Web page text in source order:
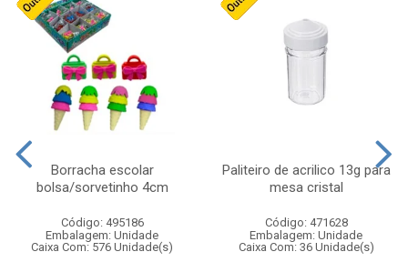
Borracha escolar
bolsa/sorvetinho 4cm
Código: 495186
Embalagem: Unidade
Caixa Com: 576 Unidade(s)
Paliteiro de acrilico 13g para
mesa cristal
Código: 471628
Embalagem: Unidade
Caixa Com: 36 Unidade(s)